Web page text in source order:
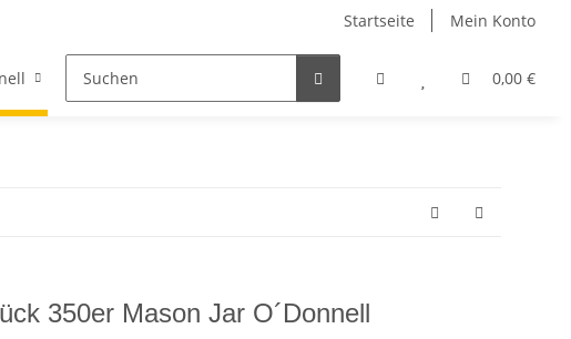
Startseite Mein Konto
0,00 €
Jagdauszeichnungen Stempel Teamware
350er Mason Jar O´Donnell